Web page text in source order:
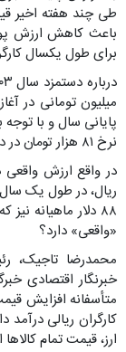
طی چند هفته اخیر
باعث کاهش ارزش
برای طول یکسال
پایانی سال و با
نرخ ۸۱ هزار تومان در دی ماه) به حدود ۸۸دلار رسیده است.
در واقع ارزش
ریال، در طول یک
۸۸ دلار ماهیانه
«واقعی» دارد؟
محمدرضا تاجیک،
خبرنگار اقتصادی
متأسفانه افزایش
کارگران ریالی
ارز، قیمت تمام